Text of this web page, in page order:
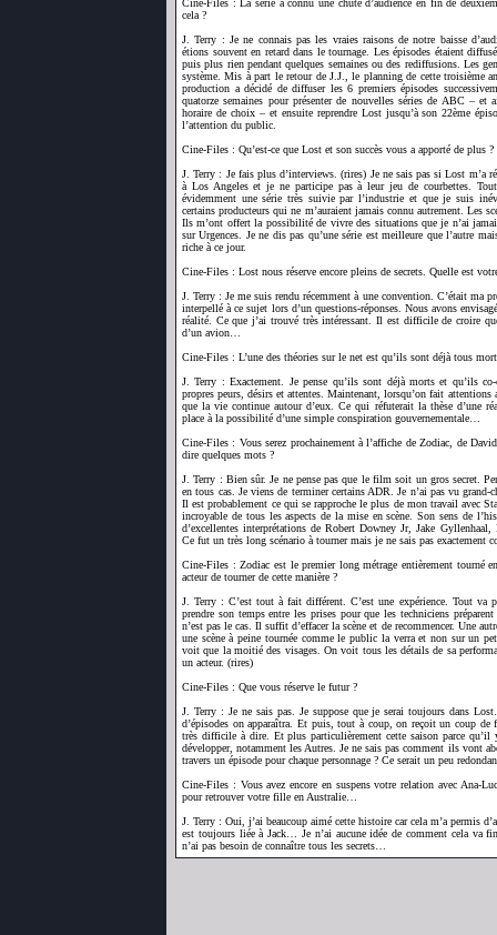
Cine-Files : La série a connu une chute d’audience en fin de
cela ?
J. Terry : Je ne connais pas les vraies raisons de notre baisse
étions souvent en retard dans le tournage. Les épisodes étaient
puis plus rien pendant quelques semaines ou des rediffusions. Les
système. Mis à part le retour de J.J., le planning de cette troisième
production a décidé de diffuser les 6 premiers épisodes
quatorze semaines pour présenter de nouvelles séries de ABC – et
horaire de choix – et ensuite reprendre Lost jusqu’à son 22ème
l’attention du public.
Cine-Files : Qu’est-ce que Lost et son succès vous a apporté de plus ?
J. Terry : Je fais plus d’interviews. (rires) Je ne sais pas si Lost m’a
à Los Angeles et je ne participe pas à leur jeu de courbettes.
évidemment une série très suivie par l’industrie et que je suis
certains producteurs qui ne m’auraient jamais connu autrement. Les
Ils m’ont offert la possibilité de vivre des situations que je n’ai
sur Urgences. Je ne dis pas qu’une série est meilleure que l’autre
riche à ce jour.
Cine-Files : Lost nous réserve encore pleins de secrets. Quelle est
J. Terry : Je me suis rendu récemment à une convention. C’était ma
interpellé à ce sujet lors d’un questions-réponses. Nous avons
réalité. Ce que j’ai trouvé très intéressant. Il est difficile de croire
d’un avion…
Cine-Files : L’une des théories sur le net est qu’ils sont déjà tous
J. Terry : Exactement. Je pense qu’ils sont déjà morts et qu’ils
propres peurs, désirs et attentes. Maintenant, lorsqu’on fait
que la vie continue autour d’eux. Ce qui réfuterait la thèse d’une
place à la possibilité d’une simple conspiration gouvernementale…
Cine-Files : Vous serez prochainement à l’affiche de Zodiac, de
dire quelques mots ?
J. Terry : Bien sûr. Je ne pense pas que le film soit un gros secret.
en tous cas. Je viens de terminer certains ADR. Je n’ai pas vu
Il est probablement ce qui se rapproche le plus de mon travail avec
incroyable de tous les aspects de la mise en scène. Son sens de
d’excellentes interprétations de Robert Downey Jr, Jake
Ce fut un très long scénario à tourner mais je ne sais pas exactement
Cine-Files : Zodiac est le premier long métrage entièrement tourné
acteur de tourner de cette manière ?
J. Terry : C’est tout à fait différent. C’est une expérience. Tout va
prendre son temps entre les prises pour que les techniciens
n’est pas le cas. Il suffit d’effacer la scène et de recommencer. Une
une scène à peine tournée comme le public la verra et non sur un
voit que la moitié des visages. On voit tous les détails de sa
un acteur. (rires)
Cine-Files : Que vous réserve le futur ?
J. Terry : Je ne sais pas. Je suppose que je serai toujours dans
d’épisodes on apparaîtra. Et puis, tout à coup, on reçoit un coup
très difficile à dire. Et plus particulièrement cette saison parce qu’il
développer, notamment les Autres. Je ne sais pas comment ils vont
travers un épisode pour chaque personnage ? Ce serait un peu
Cine-Files : Vous avez encore en suspens votre relation avec Ana-
pour retrouver votre fille en Australie…
J. Terry : Oui, j’ai beaucoup aimé cette histoire car cela m’a permis
est toujours liée à Jack… Je n’ai aucune idée de comment cela va
n’ai pas besoin de connaître tous les secrets…